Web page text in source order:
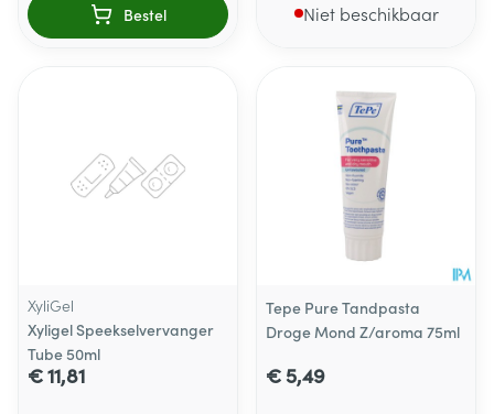
Bestel Niet beschikbaar
XyliGel
Xyligel Speekselvervanger
Tube 50ml
€ 11,81
Tepe Pure Tandpasta
Droge Mond Z/aroma 75ml
€ 5,49